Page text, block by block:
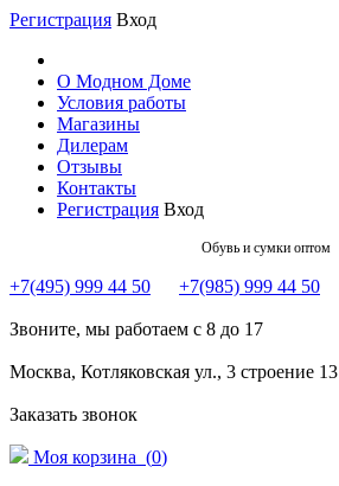
Регистрация Вход
О Модном Доме
Условия работы
Магазины
Дилерам
Отзывы
Контакты
Регистрация Вход
Обувь и сумки оптом
+7(495) 999 44 50 +7(985) 999 44 50
Звоните, мы работаем с 8 до 17
Москва, Котляковская ул., 3 строение 13
Заказать звонок
Моя корзина (0)